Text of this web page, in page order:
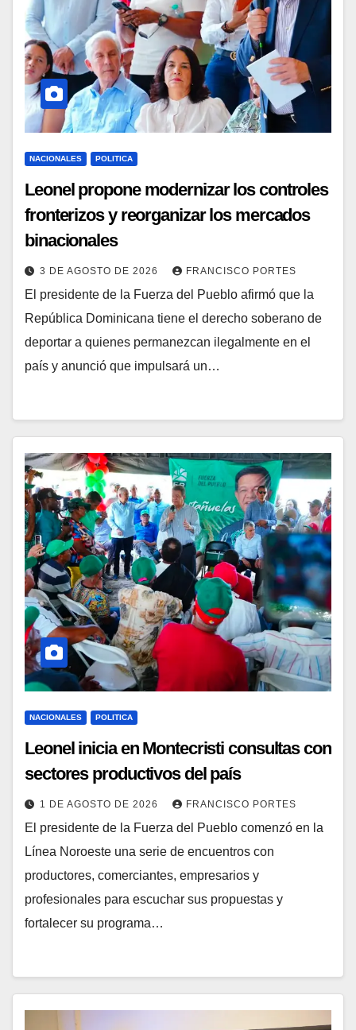
NACIONALES POLITICA
Leonel propone modernizar los controles
fronterizos y reorganizar los mercados
binacionales
3 DE AGOSTO DE 2026 FRANCISCO PORTES
El presidente de la Fuerza del Pueblo afirmó que la
República Dominicana tiene el derecho soberano de
deportar a quienes permanezcan ilegalmente en el
país y anunció que impulsará un…
NACIONALES POLITICA
Leonel inicia en Montecristi consultas con
sectores productivos del país
1 DE AGOSTO DE 2026 FRANCISCO PORTES
El presidente de la Fuerza del Pueblo comenzó en la
Línea Noroeste una serie de encuentros con
productores, comerciantes, empresarios y
profesionales para escuchar sus propuestas y
fortalecer su programa…